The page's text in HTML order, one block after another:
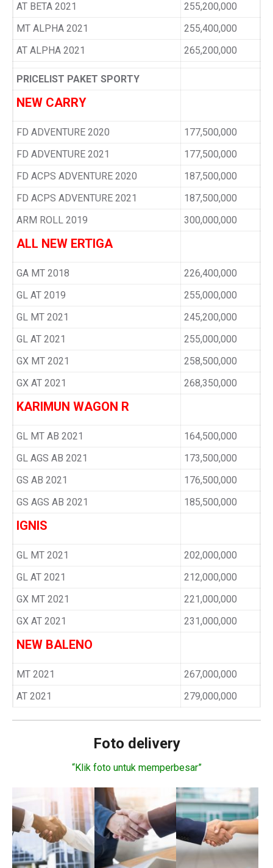
AT BETA 2021
255,200,000
MT ALPHA 2021
255,400,000
AT ALPHA 2021
265,200,000
PRICELIST PAKET SPORTY
NEW CARRY
FD ADVENTURE 2020
177,500,000
FD ADVENTURE 2021
177,500,000
FD ACPS ADVENTURE 2020
187,500,000
FD ACPS ADVENTURE 2021
187,500,000
ARM ROLL 2019
300,000,000
ALL NEW ERTIGA
GA MT 2018
226,400,000
GL AT 2019
255,000,000
GL MT 2021
245,200,000
GL AT 2021
255,000,000
GX MT 2021
258,500,000
GX AT 2021
268,350,000
KARIMUN WAGON R
GL MT AB 2021
164,500,000
GL AGS AB 2021
173,500,000
GS AB 2021
176,500,000
GS AGS AB 2021
185,500,000
IGNIS
GL MT 2021
202,000,000
GL AT 2021
212,000,000
GX MT 2021
221,000,000
GX AT 2021
231,000,000
NEW BALENO
MT 2021
267,000,000
AT 2021
279,000,000
Foto delivery
“Klik foto untuk memperbesar”